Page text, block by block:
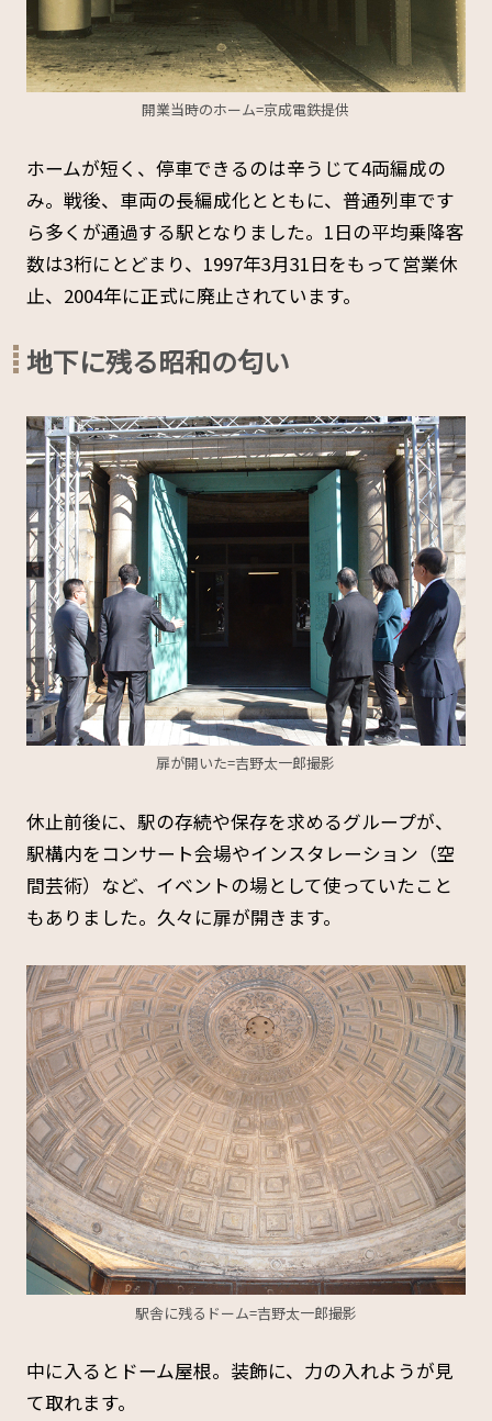
開業当時のホーム=京成電鉄提供
ホームが短く、停車できるのは辛うじて4両編成の
み。戦後、車両の長編成化とともに、普通列車です
ら多くが通過する駅となりました。1日の平均乗降客
数は3桁にとどまり、1997年3月31日をもって営業休
止、2004年に正式に廃止されています。
地下に残る昭和の匂い
扉が開いた=吉野太一郎撮影
休止前後に、駅の存続や保存を求めるグループが、
駅構内をコンサート会場やインスタレーション（空
間芸術）など、イベントの場として使っていたこと
もありました。久々に扉が開きます。
駅舎に残るドーム=吉野太一郎撮影
中に入るとドーム屋根。装飾に、力の入れようが見
て取れます。